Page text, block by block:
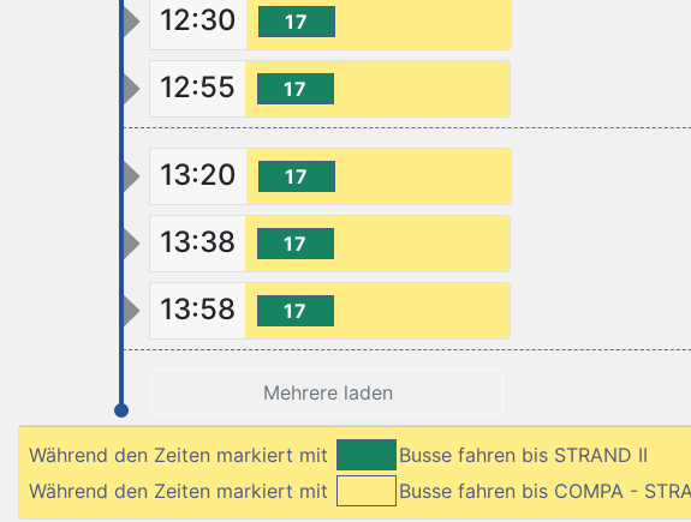
12:30 17
12:55 17
13:20 17
13:38 17
13:58 17
Mehrere laden
Während den Zeiten markiert mit
Busse fahren bis STRAND II
Während den Zeiten markiert mit
Busse fahren bis COMPA -